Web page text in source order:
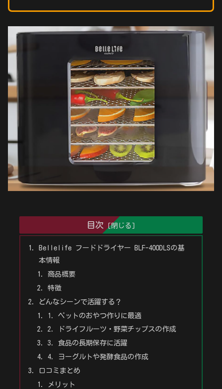
目次
Bellelife フードドライヤー BLF-400DLSの基
本情報
商品概要
特徴
どんなシーンで活躍する？
1. ペットのおやつ作りに最適
2. ドライフルーツ・野菜チップスの作成
3. 食品の長期保存に活躍
4. ヨーグルトや発酵食品の作成
口コミまとめ
メリット